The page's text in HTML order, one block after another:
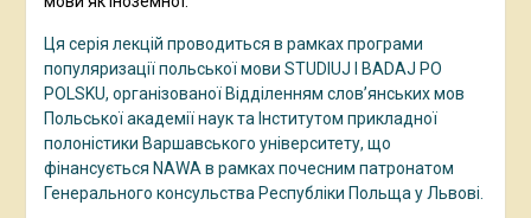
Ця серія лекцій проводиться в рамках програми
популяризації польської мови STUDIUJ I BADAJ PO
POLSKU, організованої Відділенням слов’янських мов
Польської академії наук та Інститутом прикладної
полоністики Варшавського університету, що
фінансується NAWA в рамках почесним патронатом
Генерального консульства Республіки Польща у Львові.